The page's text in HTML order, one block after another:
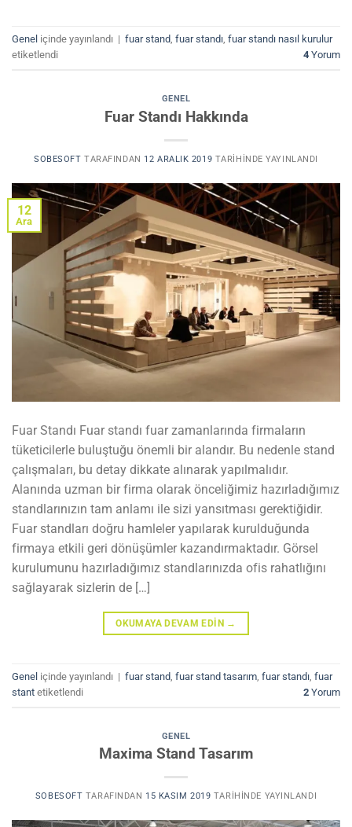
Genel içinde yayınlandı | fuar stand, fuar standı, fuar standı nasıl kurulur
etiketlendi
4 Yorum
GENEL
Fuar Standı Hakkında
SOBESOFT TARAFINDAN 12 ARALIK 2019 TARIHINDE YAYINLANDI
12
Ara
Fuar Standı Fuar standı fuar zamanlarında firmaların
tüketicilerle buluştuğu önemli bir alandır. Bu nedenle stand
çalışmaları, bu detay dikkate alınarak yapılmalıdır.
Alanında uzman bir firma olarak önceliğimiz hazırladığımız
standlarınızın tam anlamı ile sizi yansıtması gerektiğidir.
Fuar standları doğru hamleler yapılarak kurulduğunda
firmaya etkili geri dönüşümler kazandırmaktadır. Görsel
kurulumunu hazırladığımız standlarınızda ofis rahatlığını
sağlayarak sizlerin de […]
OKUMAYA DEVAM EDIN →
Genel içinde yayınlandı | fuar stand fuar stand tasarım fuar standı fuar
stant etiketlendi 2 Yorum
GENEL
Maxima Stand Tasarım
SOBESOFT TARAFINDAN 15 KASIM 2019 TARIHINDE YAYINLANDI